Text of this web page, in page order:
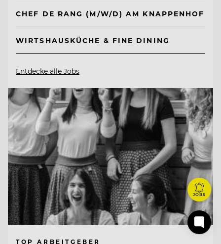
CHEF DE RANG (M/W/D) AM KNAPPENHOF
WIRTSHAUSKÜCHE & FINE DINING
Entdecke alle Jobs
TOP ARBEITGEBER
JOBS